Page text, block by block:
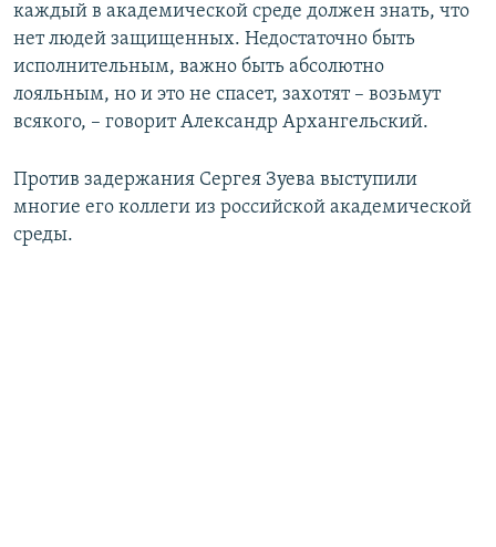
каждый в академической среде должен знать, что
нет людей защищенных. Недостаточно быть
исполнительным, важно быть абсолютно
лояльным, но и это не спасет, захотят – возьмут
всякого, – говорит Александр Архангельский.
Против задержания Сергея Зуева выступили
многие его коллеги из российской академической
среды.